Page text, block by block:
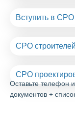
Вступить в СРО
СРО строителей
СРО
Оставьте телефон
документов +